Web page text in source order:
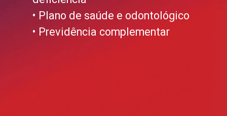
• Plano de saúde e odontológico
• Previdência complementar